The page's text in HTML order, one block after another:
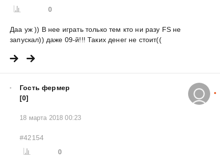
0
Даа уж )) В нее играть только тем кто ни разу FS не
запускал)) даже 09-й!!! Таких денег не стоит((
Гость фермер
[0]
18 марта 2018 00:23
#42154
0